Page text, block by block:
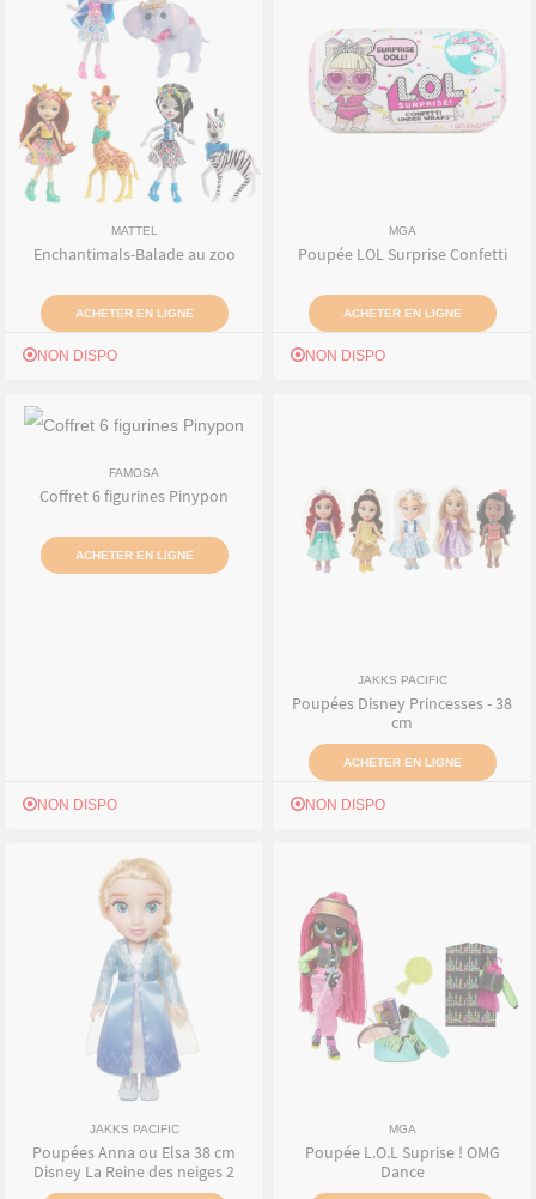
MATTEL
Enchantimals-Balade au zoo
ACHETER EN LIGNE
NON DISPO
MGA
Poupée LOL Surprise Confetti
ACHETER EN LIGNE
NON DISPO
FAMOSA
Coffret 6 figurines Pinypon
ACHETER EN LIGNE
NON DISPO
JAKKS PACIFIC
Poupées Disney Princesses - 38
cm
ACHETER EN LIGNE
NON DISPO
JAKKS PACIFIC
Poupées Anna ou Elsa 38 cm
Disney La Reine des neiges 2
MGA
Poupée L.O.L Suprise ! OMG
Dance